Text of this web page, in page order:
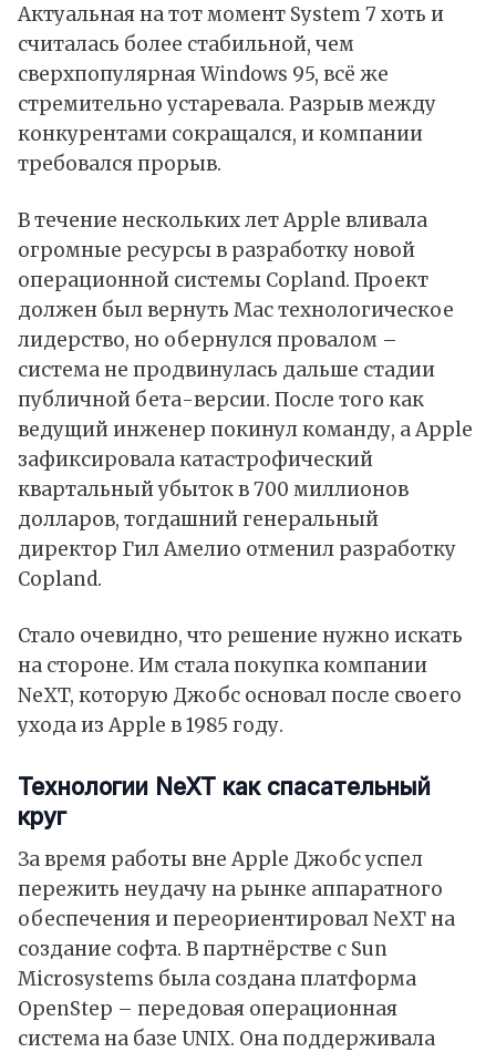
Актуальная на тот момент System 7 хоть и
считалась более стабильной, чем
сверхпопулярная Windows 95, всё же
стремительно устаревала. Разрыв между
конкурентами сокращался, и компании
требовался прорыв.
В течение нескольких лет Apple вливала
огромные ресурсы в разработку новой
операционной системы Copland. Проект
должен был вернуть Mac технологическое
лидерство, но обернулся провалом –
система не продвинулась дальше стадии
публичной бета-версии. После того как
ведущий инженер покинул команду, а Apple
зафиксировала катастрофический
квартальный убыток в 700 миллионов
долларов, тогдашний генеральный
директор Гил Амелио отменил разработку
Copland.
Стало очевидно, что решение нужно искать
на стороне. Им стала покупка компании
NeXT, которую Джобс основал после своего
ухода из Apple в 1985 году.
Технологии NeXT как спасательный
круг
За время работы вне Apple Джобс успел
пережить неудачу на рынке аппаратного
обеспечения и переориентировал NeXT на
создание софта. В партнёрстве с Sun
Microsystems была создана платформа
OpenStep – передовая операционная
система на базе UNIX. Она поддерживала